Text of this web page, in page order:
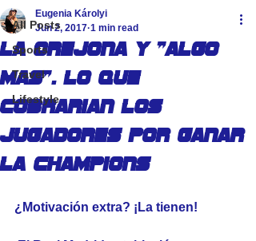
All Posts
Sports
Travel
Lifestyle
La Orejona y "algo
mas". Lo que
cobrarian los
jugadores por ganar
la Champions
Eugenia Károlyi
Jun 2, 2017 1 min read
¿Motivación extra? ¡La tienen!